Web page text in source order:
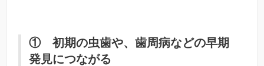
① 初期の虫歯や、歯周病などの早期
発見につながる